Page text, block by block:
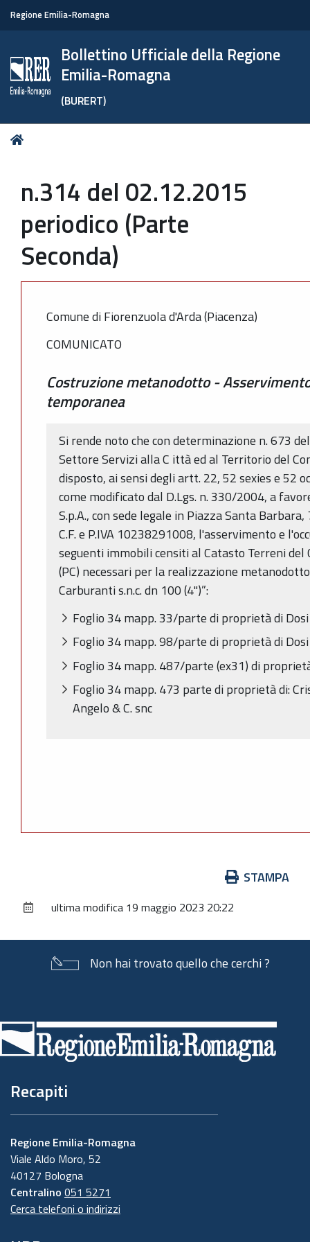
Regione Emilia-Romagna
Bollettino Ufficiale della Regione
Emilia-Romagna
(BURERT)
Tu
n.314 del 02.12.2015
periodico (Parte
Seconda)
Comune di Fiorenzuola d'Arda (Piacenza)
COMUNICATO
Costruzione metanodotto -
temporanea
Si rende noto che con determinazione n. 673
Settore Servizi alla C ittà ed al Territorio del
disposto, ai sensi degli artt. 22, 52 sexies e 52
come modificato dal D.Lgs. n. 330/2004, a
S.p.A., con sede legale in Piazza Santa
C.F. e P.IVA 10238291008, l'asservimento e
seguenti immobili censiti al Catasto Terreni del
(PC) necessari per la realizzazione
Carburanti s.n.c. dn 100 (4")”:
Foglio 34 mapp. 33/parte di proprietà di
Foglio 34 mapp. 98/parte di proprietà di
Foglio 34 mapp. 487/parte (ex31) di
Foglio 34 mapp. 473 parte di proprietà di:
Angelo & C. snc
documento
STAMPA
ultima modifica 19 maggio 2023 20:22
Non hai trovato quello che cerchi ?
di
pagina
Recapiti
Regione Emilia-Romagna
Viale Aldo Moro, 52
40127 Bologna
Centralino 051 5271
Cerca telefoni o indirizzi